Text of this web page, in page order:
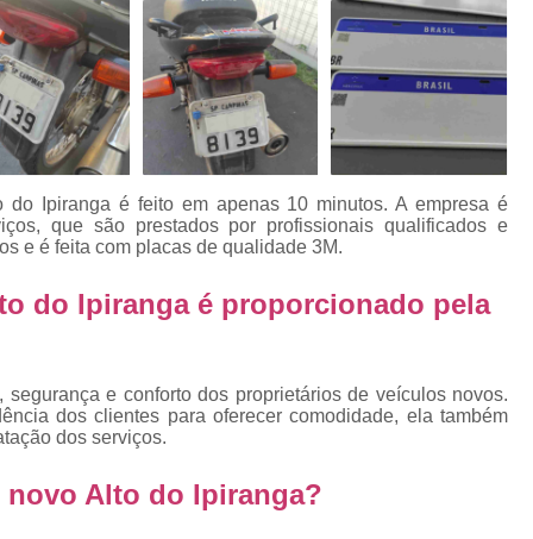
Emplacamento do Carro
Emplacamento Veículos Zero
Emplacamento de Veículo
Emplacamento de Veículo Novo
Emplacamento de Veículo Usado
Emplacamento Veículo Novo
Detran Emplacamento
Emplacamento Mercosul Ribeirão
Qual o Valor do Emplacamento da Placa
Valor do Emplacamento Mercosul
Ipiranga é feito em apenas 10 minutos. A empresa é
que são prestados por profissionais qualificados e
e é feita com placas de qualidade 3M.
do Ipiranga é proporcionado pela
e conforto dos proprietários de veículos novos.
dos clientes para oferecer comodidade, ela também
dos serviços.
Alto do Ipiranga?